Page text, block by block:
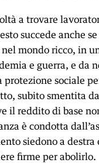
a trovare
succede anche
mondo ricco, in
e guerra, e da
protezione sociale
subito smentita
il reddito di base
è condotta
siedono a destra
firme per abolirlo.